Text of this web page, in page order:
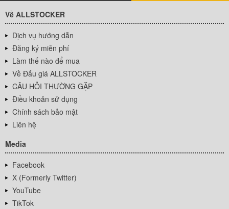
Về ALLSTOCKER
Dịch vụ hướng dẫn
Đăng ký miễn phí
Làm thế nào để mua
Về Đấu giá ALLSTOCKER
CÂU HỎI THƯỜNG GẶP
Điều khoản sử dụng
Chính sách bảo mật
Liên hệ
Media
Facebook
X (Formerly Twitter)
YouTube
TikTok